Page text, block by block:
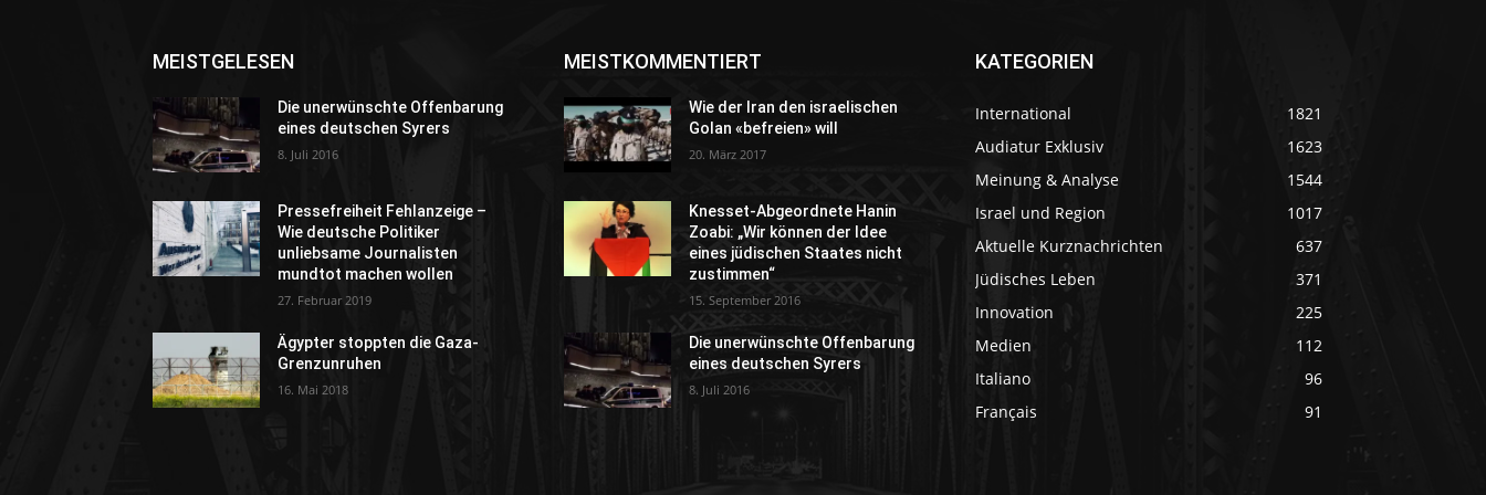
MEISTGELESEN
Die unerwünschte Offenbarung
eines deutschen Syrers
8. Juli 2016
Pressefreiheit Fehlanzeige –
Wie deutsche Politiker
unliebsame Journalisten
mundtot machen wollen
27. Februar 2019
Ägypter stoppten die Gaza-
Grenzunruhen
16. Mai 2018
MEISTKOMMENTIERT
Wie der Iran den israelischen
Golan «befreien» will
20. März 2017
Knesset-Abgeordnete Hanin
Zoabi: „Wir können der Idee
eines jüdischen Staates nicht
zustimmen“
15. September 2016
Die unerwünschte Offenbarung
eines deutschen Syrers
8. Juli 2016
KATEGORIEN
International
1821
Audiatur Exklusiv
1623
Meinung & Analyse
1544
Israel und Region
1017
Aktuelle Kurznachrichten
637
Jüdisches Leben
371
Innovation
225
Medien
112
Italiano
96
Français
91